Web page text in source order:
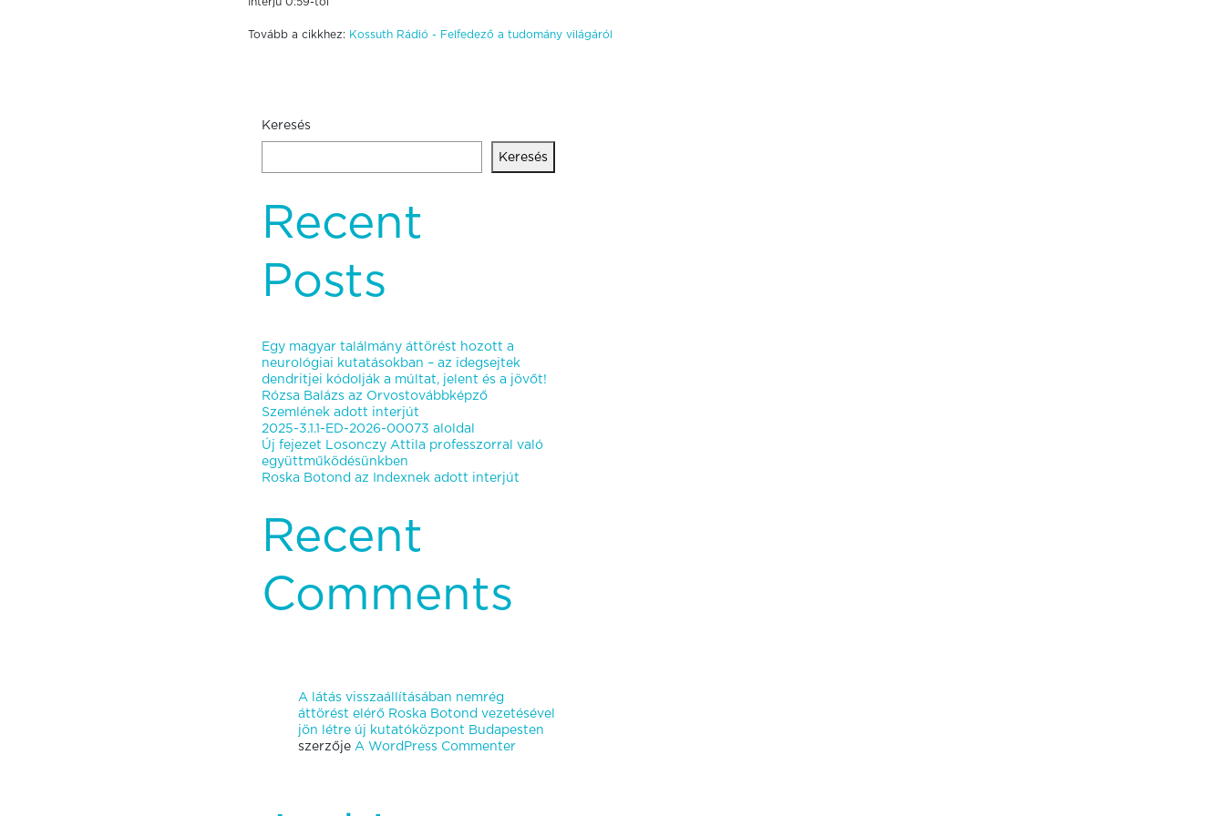
Tovább a cikkhez: Kossuth Rádió - Felfedező a tudomány világáról
Keresés
Keresés
Recent
Posts
Egy magyar találmány áttörést hozott a
neurológiai kutatásokban – az idegsejtek
dendritjei kódolják a múltat, jelent és a jövőt!
Rózsa Balázs az Orvostovábbképző
Szemlének adott interjút
2025-3.1.1-ED-2026-00073 aloldal
Új fejezet Losonczy Attila professzorral való
együttműködésünkben
Roska Botond az Indexnek adott interjút
Recent
Comments
A látás visszaállításában nemrég
áttörést elérő Roska Botond vezetésével
jön létre új kutatóközpont Budapesten
szerzője A WordPress Commenter